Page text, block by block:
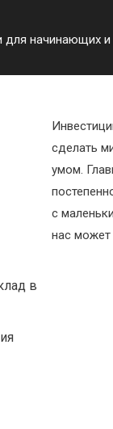
для начинающих
в
сделать
умом.
с
нас может